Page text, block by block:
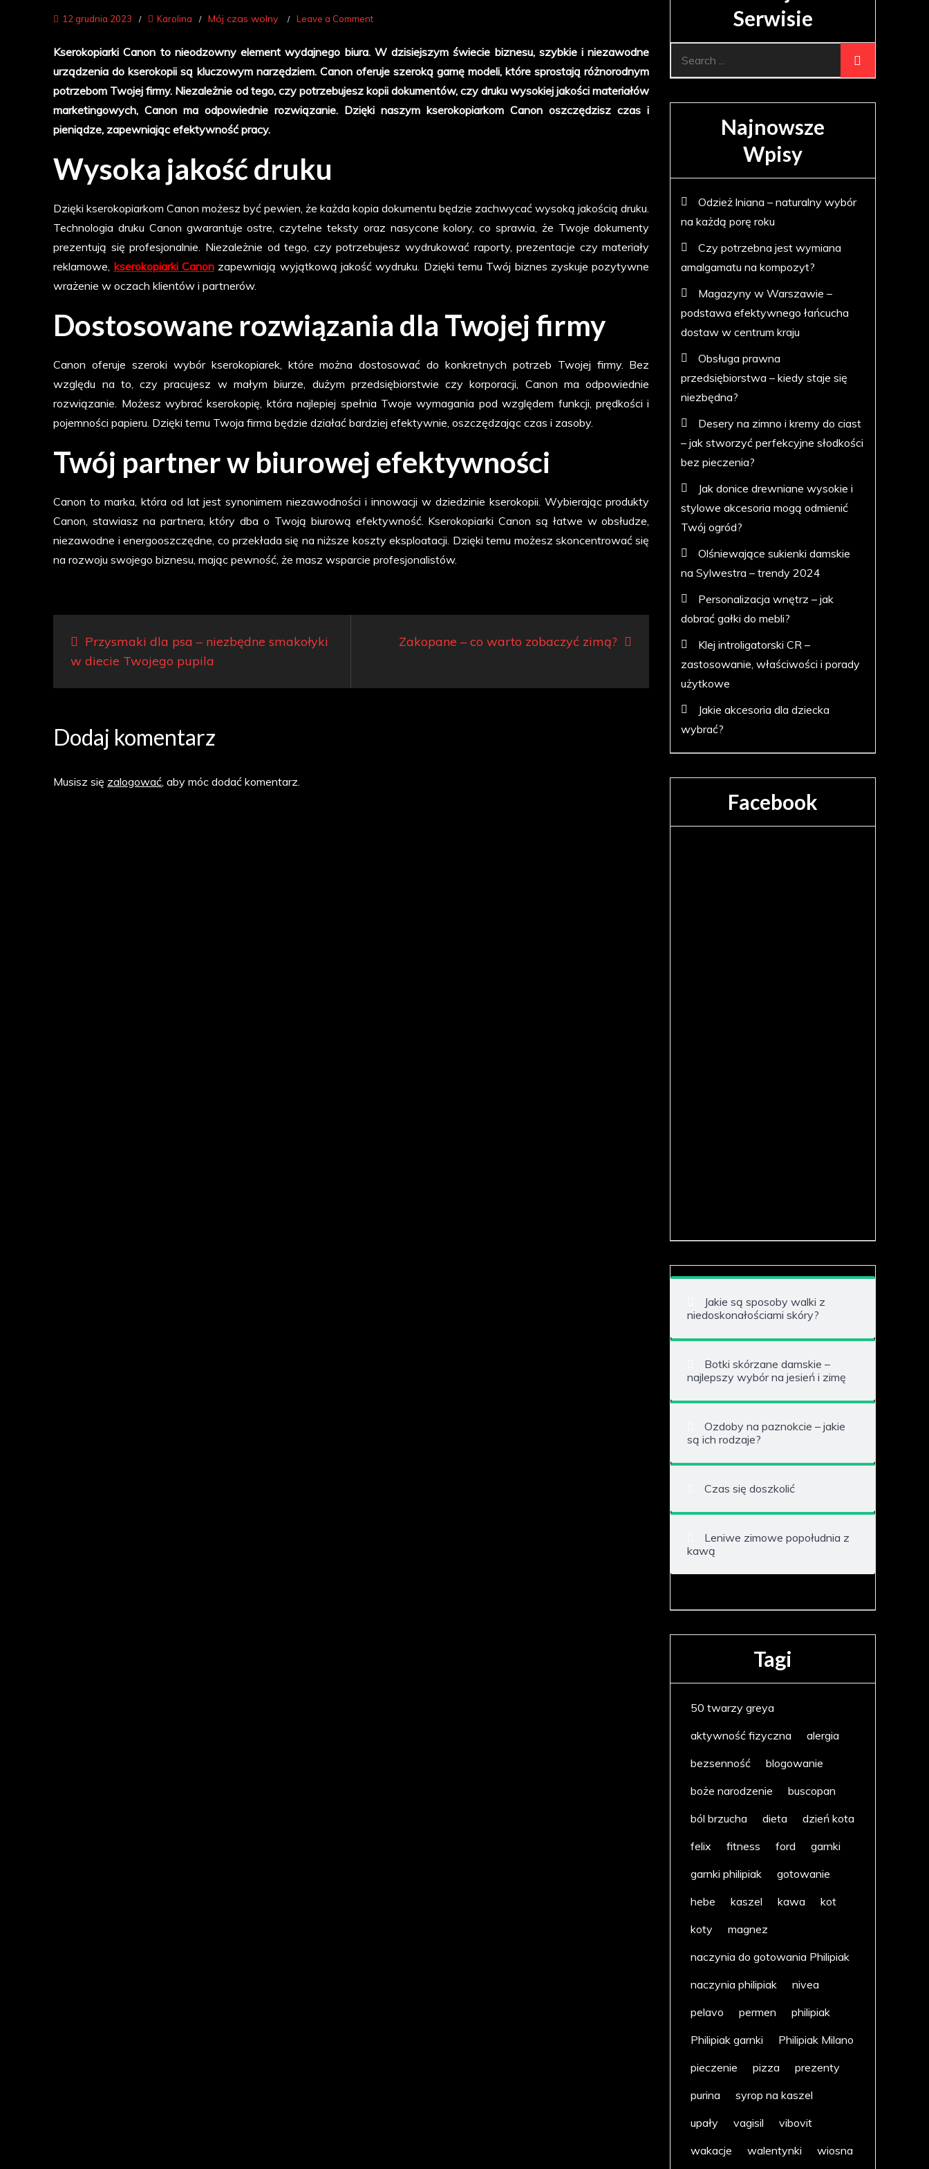
12 grudnia 2023 Karolina Mój czas wolny Leave a Commenton
rozwiązania
dla
biura
–
Kserokopiarki Canon to nieodzowny element wydajnego biura. W dzisiejszym świecie biznesu, szybkie i niezawodne
urządzenia do kserokopii są kluczowym narzędziem. Canon oferuje szeroką gamę modeli, które sprostają różnorodnym
potrzebom Twojej firmy. Niezależnie od tego, czy potrzebujesz kopii dokumentów, czy druku wysokiej jakości materiałów
marketingowych, Canon ma odpowiednie rozwiązanie. Dzięki naszym kserokopiarkom Canon oszczędzisz czas i
pieniądze, zapewniając efektywność pracy.
Wysoka jakość druku
Dzięki kserokopiarkom Canon możesz być pewien, że każda kopia dokumentu będzie zachwycać wysoką jakością druku.
Technologia druku Canon gwarantuje ostre, czytelne teksty oraz nasycone kolory, co sprawia, że Twoje dokumenty
prezentują się profesjonalnie. Niezależnie od tego, czy potrzebujesz wydrukować raporty, prezentacje czy materiały
reklamowe, kserokopiarki Canonzapewniają wyjątkową jakość wydruku. Dzięki temu Twój biznes zyskuje pozytywne
wrażenie w oczach klientów i partnerów.
Dostosowane rozwiązania dla Twojej firmy
Canon oferuje szeroki wybór kserokopiarek, które można dostosować do konkretnych potrzeb Twojej firmy. Bez
względu na to, czy pracujesz w małym biurze, dużym przedsiębiorstwie czy korporacji, Canon ma odpowiednie
rozwiązanie. Możesz wybrać kserokopię, która najlepiej spełnia Twoje wymagania pod względem funkcji, prędkości i
pojemności papieru. Dzięki temu Twoja firma będzie działać bardziej efektywnie, oszczędzając czas i zasoby.
Twój partner w biurowej efektywności
Canon to marka, która od lat jest synonimem niezawodności i innowacji w dziedzinie kserokopii. Wybierając produkty
Canon, stawiasz na partnera, który dba o Twoją biurową efektywność. Kserokopiarki Canon są łatwe w obsłudze,
niezawodne i energooszczędne, co przekłada się na niższe koszty eksploatacji. Dzięki temu możesz skoncentrować się
na rozwoju swojego biznesu, mając pewność, że masz wsparcie profesjonalistów.
Nawigacja
wpisu
Przysmaki dla psa – niezbędne smakołyki
w diecie Twojego pupila
Zakopane – co warto zobaczyć zimą?
Dodaj komentarz
Musisz się zalogować , aby móc dodać komentarz.
Serwisie
Najnowsze
Wpisy
Odzież lniana – naturalny wybór
na każdą porę roku
Czy potrzebna jest wymiana
amalgamatu na kompozyt?
Magazyny w Warszawie –
podstawa efektywnego łańcucha
dostaw w centrum kraju
Obsługa prawna
przedsiębiorstwa – kiedy staje się
niezbędna?
Desery na zimno i kremy do ciast
– jak stworzyć perfekcyjne słodkości
bez pieczenia?
Jak donice drewniane wysokie i
stylowe akcesoria mogą odmienić
Twój ogród?
Olśniewające sukienki damskie
na Sylwestra – trendy 2024
Personalizacja wnętrz – jak
dobrać gałki do mebli?
Klej introligatorski CR –
zastosowanie, właściwości i porady
użytkowe
Jakie akcesoria dla dziecka
wybrać?
Facebook
Jakie są sposoby walki z
niedoskonałościami skóry?
Botki skórzane damskie –
najlepszy wybór na jesień i zimę
Ozdoby na paznokcie – jakie
są ich rodzaje?
Czas się doszkolić
Leniwe zimowe popołudnia z
kawą
Tagi
50 twarzy greya
aktywność fizyczna
alergia
bezsenność
blogowanie
boże narodzenie
buscopan
ból brzucha
dieta
dzień kota
felix
fitness ford
garnki
garnki philipiak
gotowanie
hebe
kaszel kawa
kot
koty
magnez
naczynia do gotowania Philipiak
naczynia philipiak
nivea
pelavo
permen
philipiak
Philipiak garnki
Philipiak Milano
pieczenie
pizza
prezenty
purina
syrop na kaszel
upały
vagisil
vibovit
wakacje
walentynki wiosna